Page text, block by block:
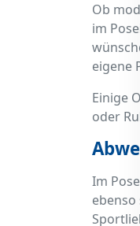
Ob
im
eigene
Einige
oder
Im
ebenso